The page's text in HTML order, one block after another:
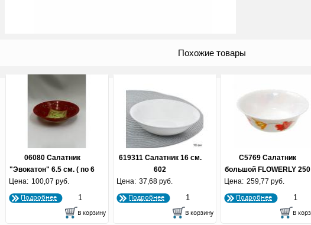
Похожие товары
06080 Салатник
"Эвокатон" 6.5 см. ( по 6
шт)
Цена: 100,07 руб.
Подробнее
619311 Салатник 16 см.
602
Цена: 37,68 руб.
Подробнее
C5769 Салатник
большой FLOWERLY 250
мм. ( по 6 шт)
Цена: 259,77 руб.
Подробнее